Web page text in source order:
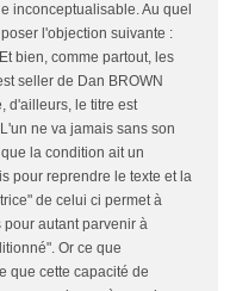
inconceptualisable. Au quel
l'objection suivante :
bien, comme partout, les
seller de Dan BROWN
d'ailleurs, le titre est
ne va jamais sans son
la condition ait un
pour reprendre le texte et la
de celui ci permet à
pour autant parvenir à
Or ce que
que cette capacité de